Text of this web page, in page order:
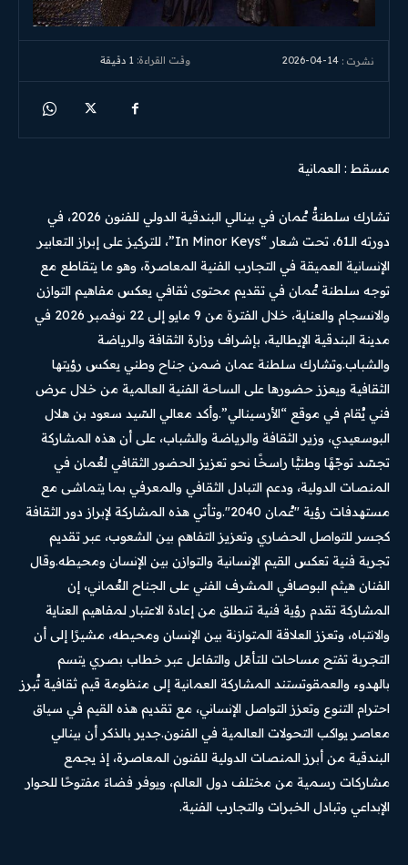
نشرت : 2026-04-14 وقت القراءة: 1 دقيقة
مسقط : العمانية
تشارك سلطنةُ عُمان في بينالي البندقية الدولي للفنون 2026، في
دورته الـ61، تحت شعار “In Minor Keys”، للتركيز على إبراز التعابير
الإنسانية العميقة في التجارب الفنية المعاصرة، وهو ما يتقاطع مع
توجه سلطنة عُمان في تقديم محتوى ثقافي يعكس مفاهيم التوازن
والانسجام والعناية، خلال الفترة من 9 مايو إلى 22 نوفمبر 2026 في
مدينة البندقية الإيطالية، بإشراف وزارة الثقافة والرياضة
والشباب.وتشارك سلطنة عمان ضمن جناح وطني يعكس رؤيتها
الثقافية ويعزز حضورها على الساحة الفنية العالمية من خلال عرض
فني يُقام في موقع “الأرسينالي”.وأكد معالي السّيد سعود بن هلال
البوسعيدي، وزير الثقافة والرياضة والشباب، على أن هذه المشاركة
تجسّد توجّهًا وطنيًّا راسخًا نحو تعزيز الحضور الثقافي لعُمان في
المنصات الدولية، ودعم التبادل الثقافي والمعرفي بما يتماشى مع
مستهدفات رؤية "عُمان 2040".وتأتي هذه المشاركة لإبراز دور الثقافة
كجسر للتواصل الحضاري وتعزيز التفاهم بين الشعوب، عبر تقديم
تجربة فنية تعكس القيم الإنسانية والتوازن بين الإنسان ومحيطه.وقال
الفنان هيثم البوصافي المشرف الفني على الجناح العُماني، إن
المشاركة تقدم رؤية فنية تنطلق من إعادة الاعتبار لمفاهيم العناية
والانتباه، وتعزز العلاقة المتوازنة بين الإنسان ومحيطه، مشيرًا إلى أن
التجربة تفتح مساحات للتأمّل والتفاعل عبر خطاب بصري يتسم
بالهدوء والعمقوتستند المشاركة العمانية إلى منظومة قيم ثقافية تُبرز
احترام التنوع وتعزز التواصل الإنساني، مع تقديم هذه القيم في سياق
معاصر يواكب التحولات العالمية في الفنون.جدير بالذكر أن بينالي
البندقية من أبرز المنصات الدولية للفنون المعاصرة، إذ يجمع
مشاركات رسمية من مختلف دول العالم، ويوفر فضاءً مفتوحًا للحوار
الإبداعي وتبادل الخبرات والتجارب الفنية.